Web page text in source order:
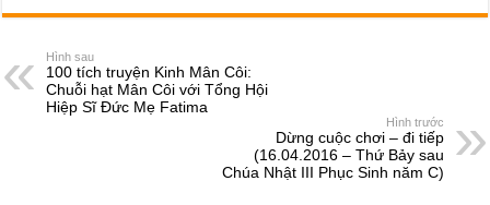
c
e
b
o
ss
n
g
at
s
A
p
e
a
d
er ail ar
Hình sau
100 tích truyện Kinh Mân Côi:
Chuỗi hạt Mân Côi với Tổng Hội
Hiệp Sĩ Đức Mẹ Fatima
Hình trước
Dừng cuộc chơi – đi tiếp
(16.04.2016 – Thứ Bảy sau
Chúa Nhật III Phục Sinh năm C)